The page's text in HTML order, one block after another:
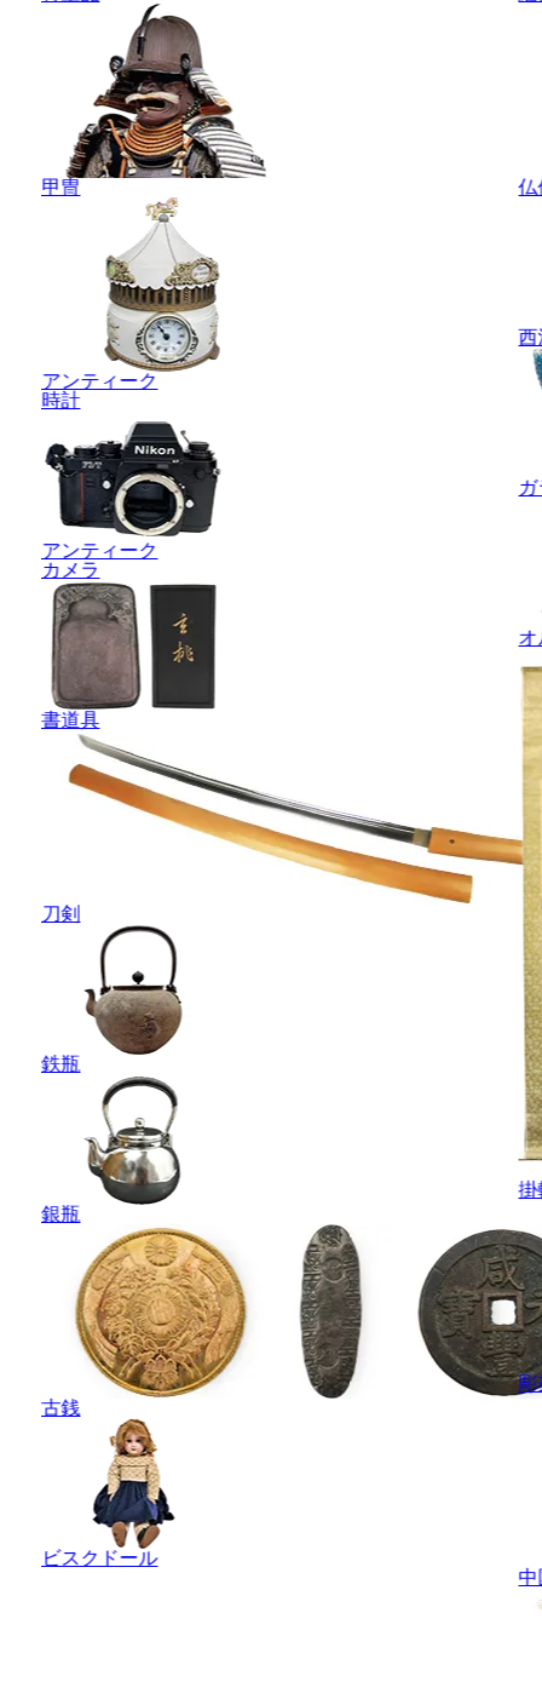
甲冑
アンティーク
時計
アンティーク
カメラ
書道具
刀剣
鉄瓶
銀瓶
古銭
ビスクドール
仏
西
オ
掛
彫
中